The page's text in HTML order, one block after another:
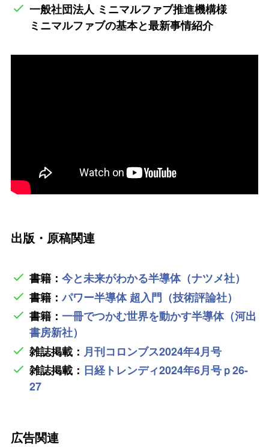
一般社団法人 ミニマルファブ推進機構様
ミニマルファブの基本と最新事情紹介
出版・原稿関連
書籍：今と未来がわかる半導体（ナツメ社）
書籍：パワー半導体 超入門（技術評論社）
書籍：一冊でつかむ世界を動かす半導体（河出
書房新社）
雑誌掲載： 月刊コロンブス2024年4月号
雑誌掲載： 日経トレンディ2024年6月号ｐ26-
27
広告関連